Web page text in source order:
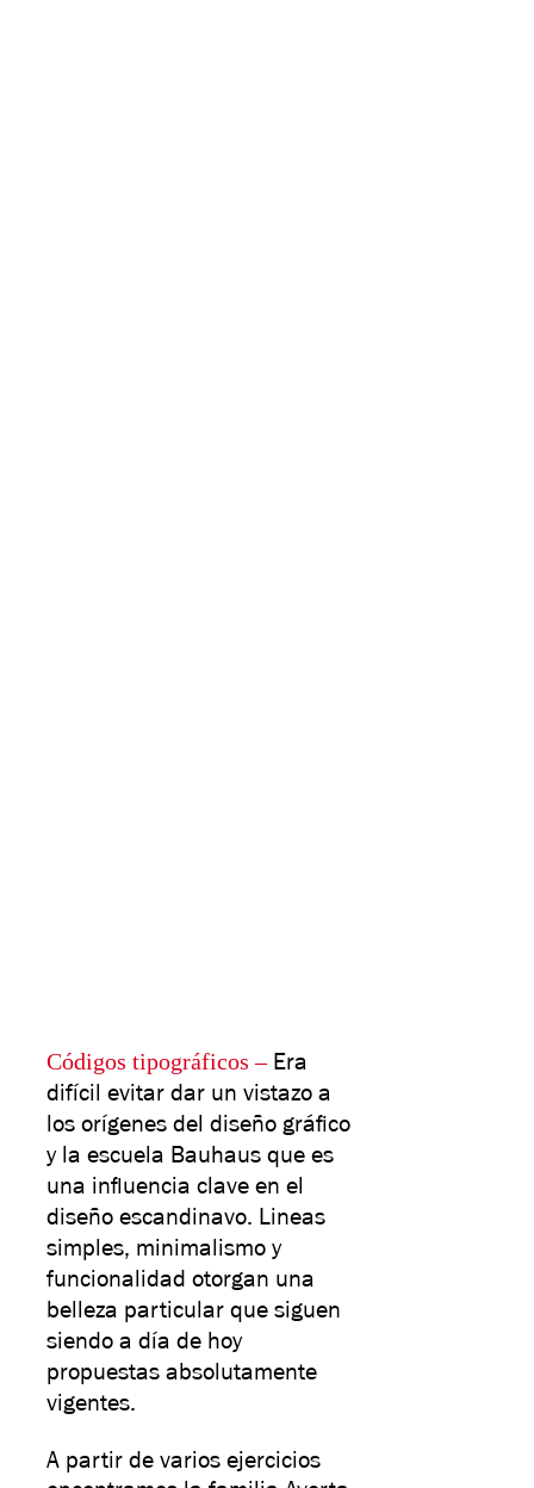
Códigos tipográficos – Era
difícil evitar dar un vistazo a
los orígenes del diseño gráfico
y la escuela Bauhaus que es
una influencia clave en el
diseño escandinavo. Lineas
simples, minimalismo y
funcionalidad otorgan una
belleza particular que siguen
siendo a día de hoy
propuestas absolutamente
vigentes.
A partir de varios ejercicios